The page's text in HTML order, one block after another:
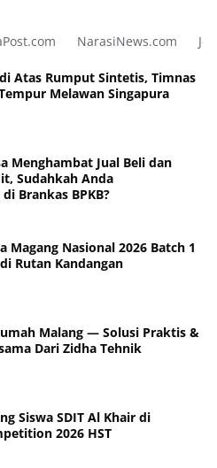
NarasiNews.com
Atas Rumput Sintetis, Timnas
Melawan Singapura
Menghambat Jual Beli dan
Sudahkah Anda
Brankas BPKB?
Magang Nasional 2026 Batch 1
Rutan Kandangan
Malang — Solusi Praktis &
Dari Zidha Tehnik
Siswa SDIT Al Khair di
2026 HST